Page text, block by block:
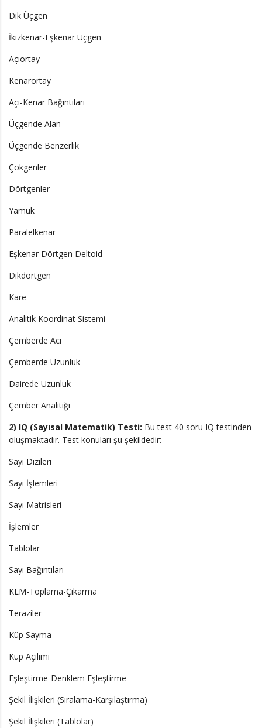
Dik Üçgen
İkizkenar-Eşkenar Üçgen
Açıortay
Kenarortay
Açı-Kenar Bağıntıları
Üçgende Alan
Üçgende Benzerlik
Çokgenler
Dörtgenler
Yamuk
Paralelkenar
Eşkenar Dörtgen Deltoid
Dikdörtgen
Kare
Analitik Koordinat Sistemi
Çemberde Acı
Çemberde Uzunluk
Dairede Uzunluk
Çember Analitiği
2) IQ (Sayısal Matematik) Testi: Bu test 40 soru IQ testinden
oluşmaktadır. Test konuları şu şekildedir:
Sayı Dizileri
Sayı İşlemleri
Sayı Matrisleri
İşlemler
Tablolar
Sayı Bağıntıları
KLM-Toplama-Çıkarma
Teraziler
Küp Sayma
Küp Açılımı
Eşleştirme-Denklem Eşleştirme
Şekil İlişkileri (Sıralama-Karşılaştırma)
Şekil İlişkileri (Tablolar)